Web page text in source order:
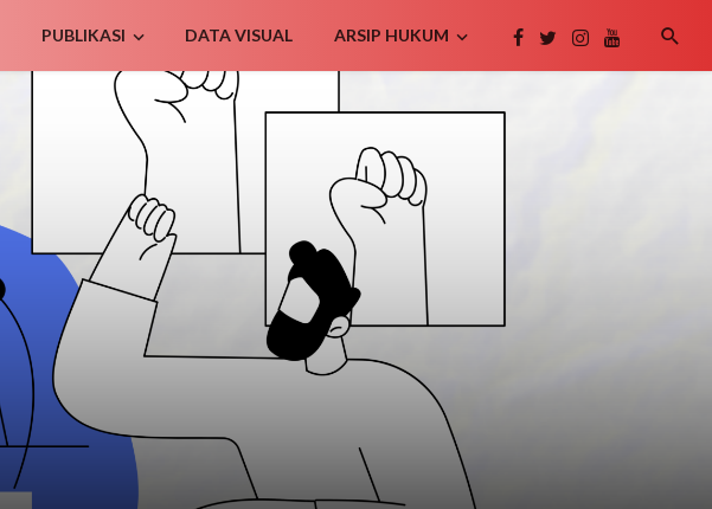
PUBLIKASI DATA VISUAL ARSIP HUKUM